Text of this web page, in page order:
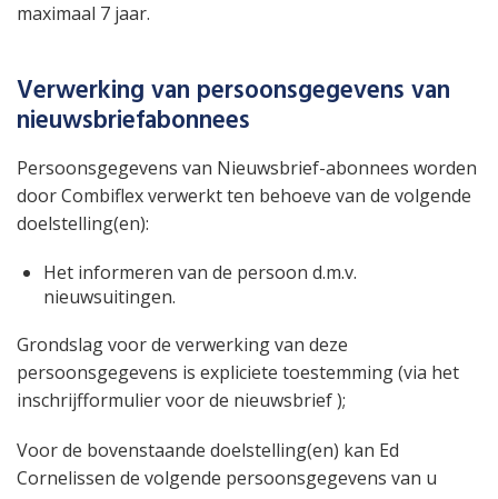
maximaal 7 jaar.
Verwerking van persoonsgegevens van
nieuwsbriefabonnees
Persoonsgegevens van Nieuwsbrief-abonnees worden
door Combiflex verwerkt ten behoeve van de volgende
doelstelling(en):
Het informeren van de persoon d.m.v.
nieuwsuitingen.
Grondslag voor de verwerking van deze
persoonsgegevens is expliciete toestemming (via het
inschrijfformulier voor de nieuwsbrief );
Voor de bovenstaande doelstelling(en) kan Ed
Cornelissen de volgende persoonsgegevens van u